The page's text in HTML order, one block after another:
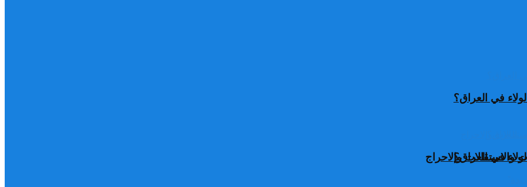
في العراق؟
وإلاحراجفي العراق؟